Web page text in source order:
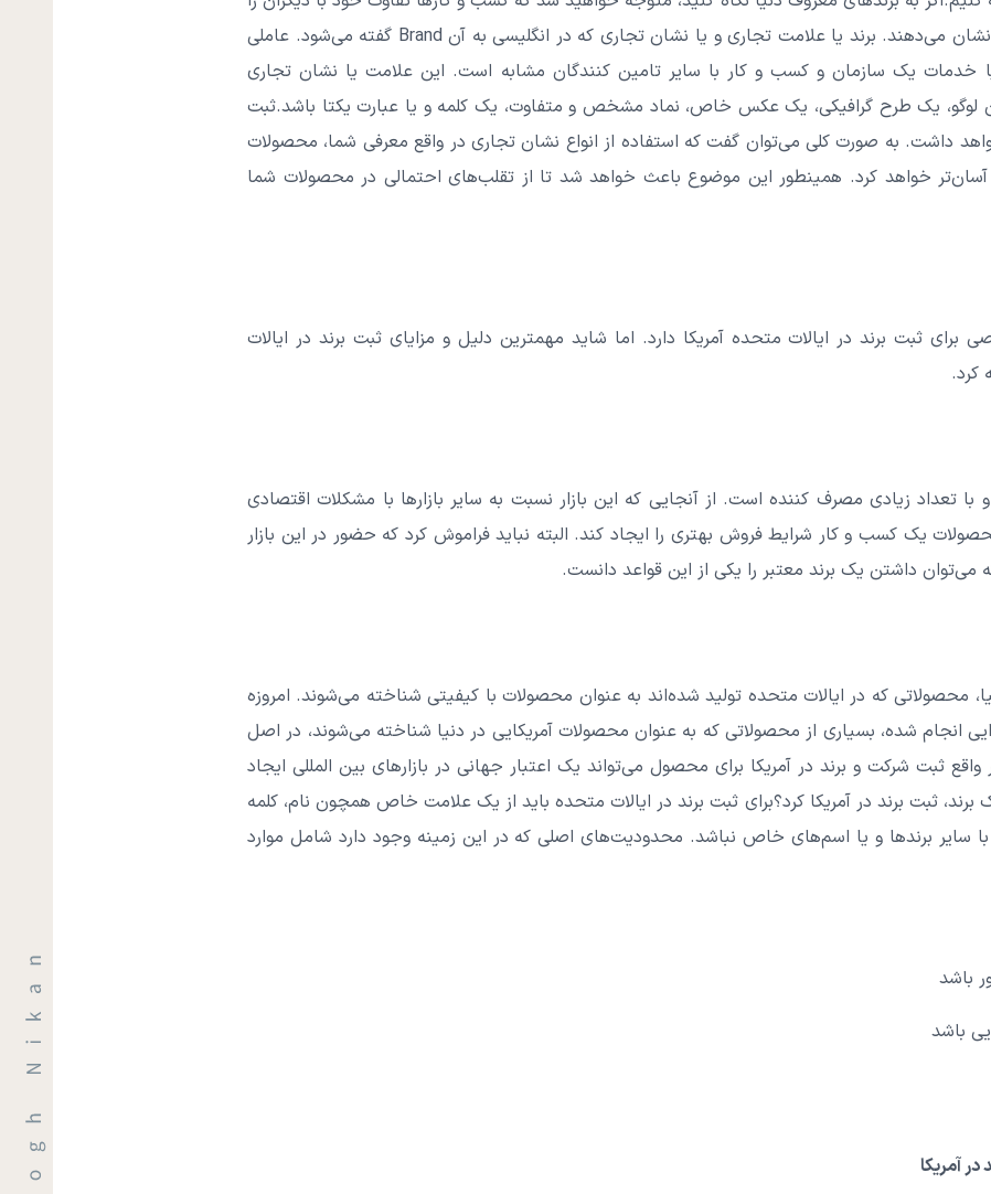
از طریق برندهایی که ثبت کرده‌اند نشان می‌دهند. برند یا علامت تجاری و یا نشان تجاری که در انگلیسی به آن Brand گفته می‌شود. عاملی
خدمات یک سازمان و کسب و کار با سایر تامین کنندگان مشابه است. این علامت یا نشان تجاری
لوگو، یک طرح گرافیکی، یک عکس خاص، نماد مشخص و متفاوت، یک کلمه و یا عبارت یکتا باشد.ثبت
داشت. به صورت کلی می‌توان گفت که استفاده از انواع نشان تجاری در واقع معرفی شما، محصولات
خواهد کرد. همینطور این موضوع باعث خواهد شد تا از تقلب‌های احتمالی در محصولات شما
ثبت برند در ایالات متحده آمریکا دارد. اما شاید مهمترین دلیل و مزایای ثبت برند در ایالات
کرد.
و با تعداد زیادی مصرف کننده است. از آنجایی که این بازار نسبت به سایر بازارها با مشکلات اقتصادی
یک کسب و کار شرایط فروش بهتری را ایجاد کند. البته نباید فراموش کرد که حضور در این بازار
داشتن یک برند معتبر را یکی از این قواعد دانست.
محصولاتی که در ایالات متحده تولید شده‌اند به عنوان محصولات با کیفیتی شناخته می‌شوند. امروزه
انجام شده، بسیاری از محصولاتی که به عنوان محصولات آمریکایی در دنیا شناخته می‌شوند، در اصل
ثبت شرکت و برند در آمریکا برای محصول می‌تواند یک اعتبار جهانی در بازارهای بین المللی ایجاد
ثبت برند در آمریکا کرد؟برای ثبت برند در ایالات متحده باید از یک علامت خاص همچون نام، کلمه
سایر برندها و یا اسم‌های خاص نباشد. محدودیت‌های اصلی که در این زمینه وجود دارد شامل موارد
باشد
باشد
در آمریکا